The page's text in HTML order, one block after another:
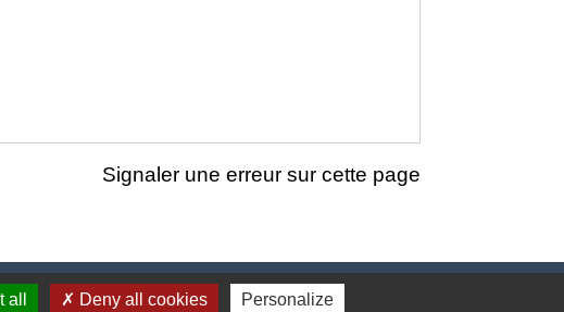
Signaler une erreur sur cette page
Deny all cookies Personalize